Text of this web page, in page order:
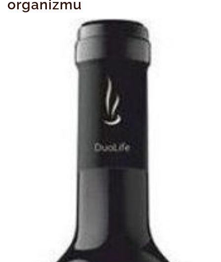
organizmu